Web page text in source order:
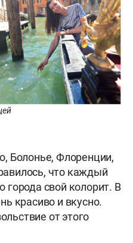
Болонье, Флоренции,
что каждый
города свой колорит. В
красиво и вкусно.
от этого